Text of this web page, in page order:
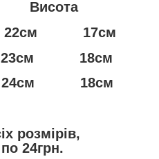
22см 17см
23см 18см
24см 18см
розмірів,
24грн.